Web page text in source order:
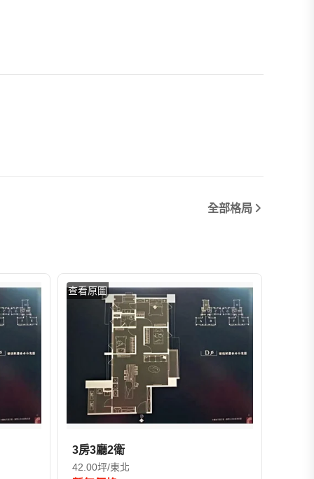
全部格局
查看原圖
3房3廳2衛
42.00坪/東北